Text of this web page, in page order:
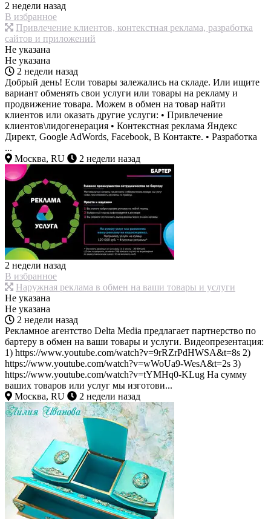
2 недели назад
В избранное
Привлечение клиентов, контекстная реклама, разработка
сайтов и приложений
Не указана
Не указана
2 недели назад
Добрый день! Если товары залежались на складе. Или ищите
вариант обменять свои услуги или товары на рекламу и
продвижение товара. Можем в обмен на товар найти
клиентов или оказать другие услуги: • Привлечение
клиентов\лидогенерация • Контекстная реклама Яндекс
Директ, Google AdWords, Facebook, В Контакте. • Разработка
...
Москва, RU
2 недели назад
2 недели назад
В избранное
Наружная реклама в обмен на ваши товары и услуги
Не указана
Не указана
2 недели назад
Рекламное агентство Delta Media предлагает партнерство по
бартеру в обмен на ваши товары и услуги. Видеопрезентация:
1) https://www.youtube.com/watch?v=9rRZrPdHWSA&t=8s 2)
https://www.youtube.com/watch?v=wWoUa9-WesA&t=2s 3)
https://www.youtube.com/watch?v=tYMHq0-KLug На сумму
ваших товаров или услуг мы изготови...
Москва, RU
2 недели назад